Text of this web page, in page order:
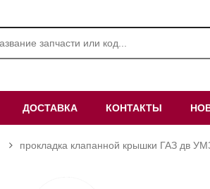
ДОСТАВКА КОНТАКТЫ
прокладка клапанной крышки ГАЗ дв